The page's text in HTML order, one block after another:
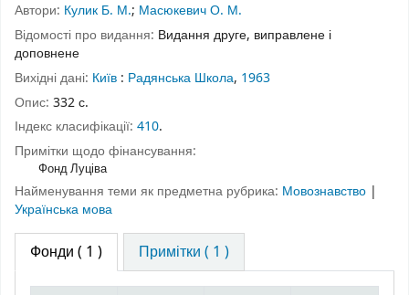
Автори: Кулик Б. М.; Масюкевич О. М.
Відомості про видання: Видання друге, виправлене і
доповнене
Вихідні дані: Київ : Радянська Школа, 1963
Опис: 332 с.
Індекс класифікації: 410.
Примітки щодо фінансування:
Фонд Луціва
Найменування теми як предметна рубрика: Мовознавство |
Українська мова
Фонди ( 1 ) Примітки ( 1 )